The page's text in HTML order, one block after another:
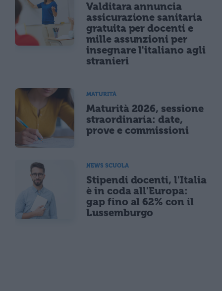
Valditara annuncia
assicurazione sanitaria
gratuita per docenti e
mille assunzioni per
insegnare l'italiano agli
stranieri
MATURITÀ
Maturità 2026, sessione
straordinaria: date,
prove e commissioni
NEWS SCUOLA
Stipendi docenti, l'Italia
è in coda all'Europa:
gap fino al 62% con il
Lussemburgo